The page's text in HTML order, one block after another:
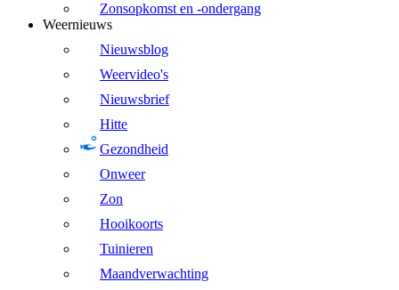
Zonsopkomst en -ondergang
Weernieuws
Nieuwsblog
Weervideo's
Nieuwsbrief
Hitte
Gezondheid
Onweer
Zon
Hooikoorts
Tuinieren
Maandverwachting